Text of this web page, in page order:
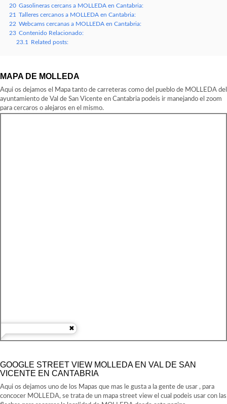
20 Gasolineras cercans a MOLLEDA en Cantabria:
21
Talleres cercanos a MOLLEDA en Cantabria:
22 Webcams cercanas a MOLLEDA en Cantabria:
23 Contenido Relacionado:
23.1
Related posts:
MAPA DE MOLLEDA
Aqui os dejamos el Mapa tanto de carreteras como del pueblo de MOLLEDA del
ayuntamiento de Val de San Vicente en Cantabria podeis ir manejando el zoom
para cercaros o alejaros en el mismo.
GOOGLE STREET VIEW MOLLEDA EN VAL DE SAN
VICENTE EN CANTABRIA
Aqui os dejamos uno de los Mapas que mas le gusta a la gente de usar , para
concocer MOLLEDA, se trata de un mapa street view el cual podeis usar con las